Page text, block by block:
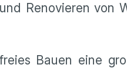
Renovieren von
Bauen eine